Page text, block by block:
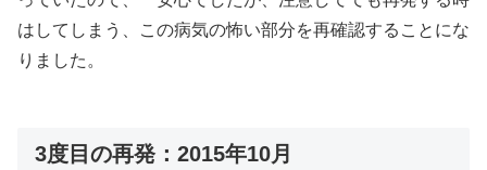
はしてしまう、この病気の怖い部分を再確認することにな
りました。
3度目の再発：2015年10月